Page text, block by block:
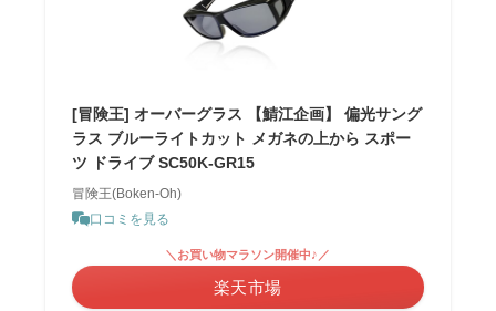
[冒険王] オーバーグラス 【鯖江企画】 偏光サング
ラス ブルーライトカット メガネの上から スポー
ツ ドライブ SC50K-GR15
冒険王(Boken-Oh)
口コミを見る
＼お買い物マラソン開催中♪／
楽天市場